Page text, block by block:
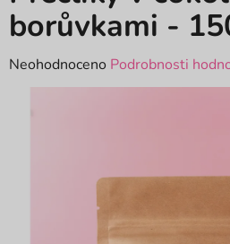
borůvkami -
Průměrné
hodnocení
Neohodnoceno Podrobnosti